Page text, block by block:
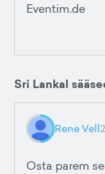
Eventim.de
Sri Lankal
Rene Vell
Osta parem